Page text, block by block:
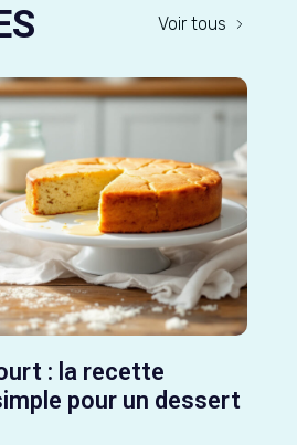
Voir tous
: la recette
pour un dessert